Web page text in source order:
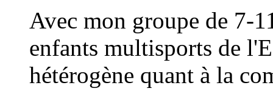
Avec mon groupe de 7-
enfants multisports de
hétérogène quant à la